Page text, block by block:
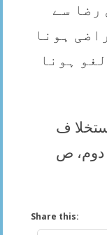
رضا سے
ہونا
ہونا
ف
دوم، ص
Share this: